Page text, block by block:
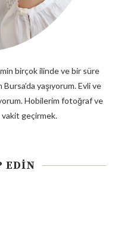
birçok ilinde ve bir süre
yaşıyorum. Evli ve
Hobilerim fotoğraf ve
geçirmek.
EDIN